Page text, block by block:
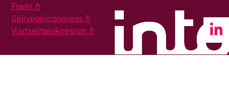
Frami.fi
Seinajokicongress.fi
Visitseinajokiregion.fi